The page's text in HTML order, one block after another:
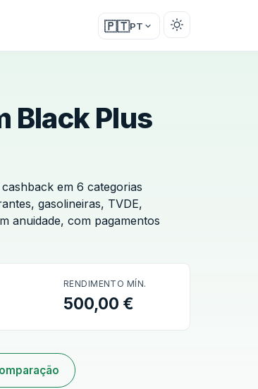
🇵🇹PT
Black Plus
em 6 categorias
gasolineiras, TVDE,
anuidade, com pagamentos
RENDIMENTO MÍN.
500,00 €